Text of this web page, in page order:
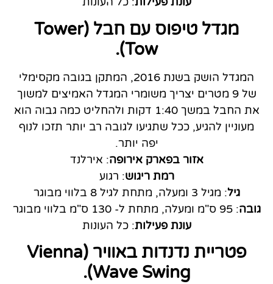
מגדל טיפוס עם חבל (Tower
Tow).
המגדל הושק בשנת 2016, המתקן בגובה מקסימלי
של 9 מטרים יצריך משומרי המגדל האמיצים למשוך
את החבל במשך 1:40 דקות ולהחליט כמה גבוה הוא
מעוניין להגיע, ככל שתגיעו לגובה רב יותר תזכו לנוף
יפה יותר.
אזור בפארק אירופה: אירלנד
רמת ריגוש: רגוע
גיל: מגיל 3 ומעלה, מתחת לגיל 8 בלווי מבוגר
גובה: 95 ס"מ ומעלה, מתחת ל- 130 ס"מ בלווי מבוגר
עונת פעילות: כל העונות
פטריית נדנדות באוויר (Vienna
Wave Swing).